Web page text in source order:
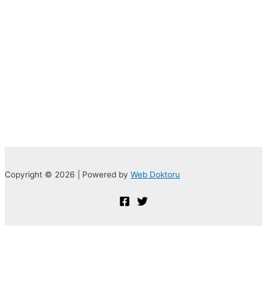
Copyright © 2026 | Powered by Web Doktoru